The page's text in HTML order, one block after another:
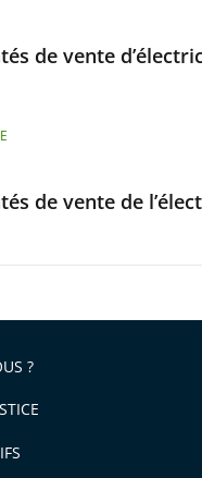
de vente
de vente de
?